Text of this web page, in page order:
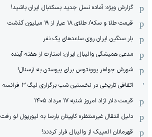
گزارش ویژه‌: آماده نسل جدید بسکتبال ایران باشید!
قیمت طلا و سکه/ طلای ۱۸ عیار از ۱۹ میلیون گذشت
بار سنگین ایران روی ساعدهای یک نفر
مدعی همیشگی والیبال ایران: استارت از هفته آینده
شورش جواهر یوونتوس برای پیوستن به آرسنال!
اتفاقی تاریخی در نخستین شب برگزاری لیگ ۳ فرانسه
قیمت دلار آزاد امروز شنبه ۱۷ مرداد ۱۴۰۵
دلیل انتقال غیرمنتظره کاپیتان بارسا به لیورپول لو رفت
قهرمانان المپیک از والیبال فرار کردند!